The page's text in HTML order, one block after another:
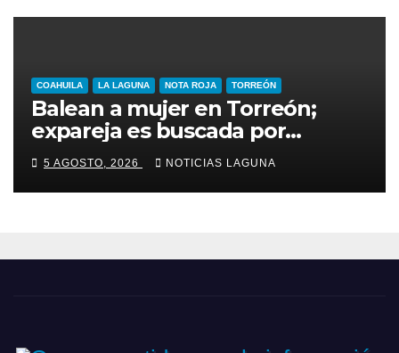
COAHUILA LA LAGUNA NOTA ROJA TORREÓN
Balean a mujer en Torreón;
expareja es buscada por
presunto intento de feminicidio
5 AGOSTO, 2026 NOTICIAS LAGUNA